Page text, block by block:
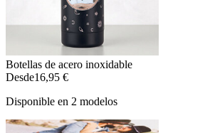
Botellas de acero inoxidable
Desde16,95 €
Disponible en 2 modelos